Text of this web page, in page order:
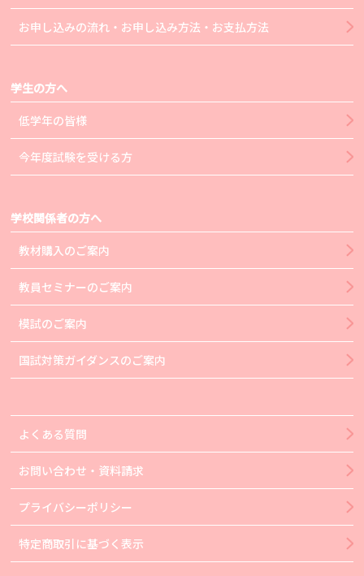
お申し込みの流れ・お申し込み方法・お支払方法
学生の方へ
低学年の皆様
今年度試験を受ける方
学校関係者の方へ
教材購入のご案内
教員セミナーのご案内
模試のご案内
国試対策ガイダンスのご案内
よくある質問
お問い合わせ・資料請求
プライバシーポリシー
特定商取引に基づく表示